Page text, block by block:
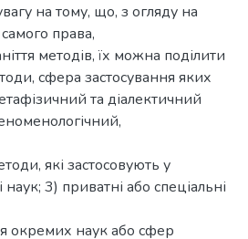
на тому, що, з огляду на
права,
методів, їх можна поділити
сфера застосування яких
та діалектичний
які застосовують у
3) приватні або спеціальні
окремих наук або сфер